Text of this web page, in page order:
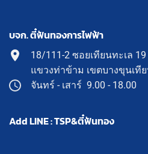
บจก. ตี๋ฟันทองการไฟฟ้า
18/111-2 ซอยเทียนทะเล
แขวงท่าข้าม เขตบางขุนเที
จันทร์ - เสาร์ 9.00 - 18.00
Add LINE : TSP&ตี๋ฟันทอง